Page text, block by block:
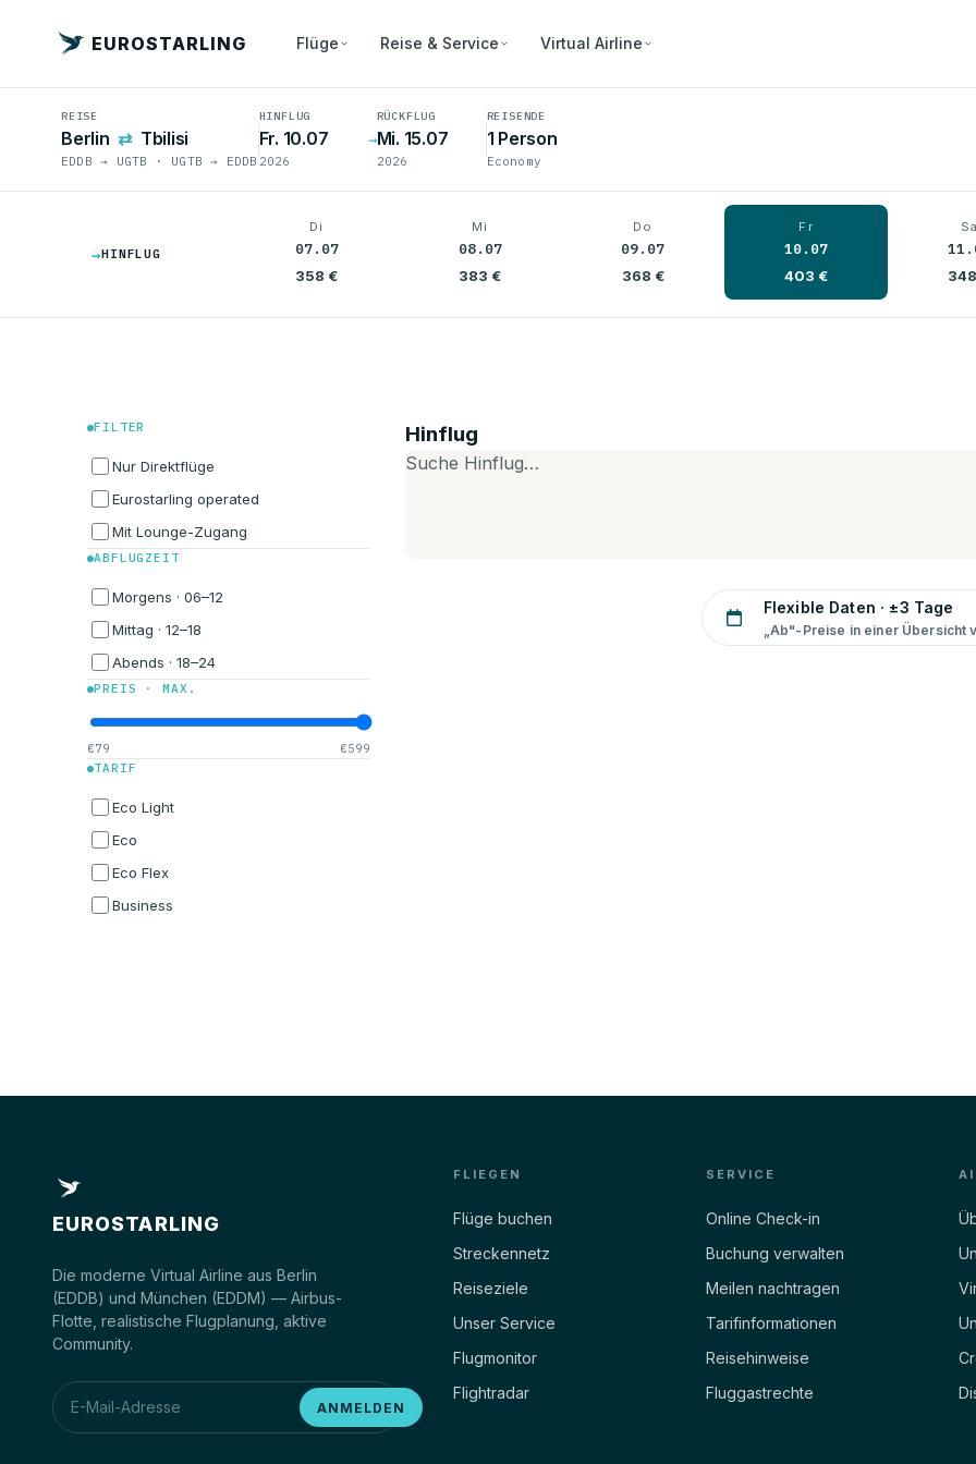
EUROSTARLING Flüge Reise & Service Virtual Airline
REISE
Berlin ⇄ Tbilisi
EDDB → UGTB · UGTB → EDDB
HINFLUG
Fr. 10.07
2026
→
RÜCKFLUG
Mi. 15.07
2026
REISENDE
1 Person
Economy
→HINFLUG
Di
07.07
358 €
Mi
08.07
383 €
Do
09.07
368 €
Fr
10.07
403 €
Sa
FILTER
Nur Direktflüge
Eurostarling operated
Mit Lounge-Zugang
ABFLUGZEIT
Morgens · 06–12
Mittag · 12–18
Abends · 18–24
PREIS · MAX.
€79
€599
TARIF
Eco Light
Eco
Eco Flex
Business
Hinflug
Suche Hinflug…
Flexible Daten · ±3 Tage
„Ab"-Preise in einer Übersicht
EUROSTARLING
Die moderne Virtual Airline aus Berlin
(EDDB) und München (EDDM) — Airbus-
Flotte, realistische Flugplanung, aktive
Community.
ANMELDEN
FLIEGEN
Flüge buchen
Streckennetz
Reiseziele
Unser Service
Flugmonitor
Flightradar
SERVICE
Online Check-in
Buchung verwalten
Meilen nachtragen
Tarifinformationen
Reisehinweise
Fluggastrechte